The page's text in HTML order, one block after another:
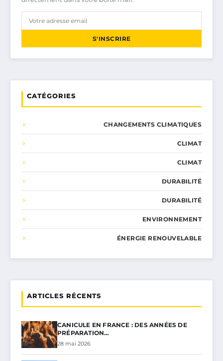
S'INSCRIRE
CATÉGORIES
CHANGEMENTS CLIMATIQUES
CLIMAT
CLIMAT
DURABILITÉ
DURABILITÉ
ENVIRONNEMENT
ÉNERGIE RENOUVELABLE
ARTICLES RÉCENTS
CANICULE EN FRANCE : DES ANNÉES DE
PRÉPARATION…
28 mai 2026